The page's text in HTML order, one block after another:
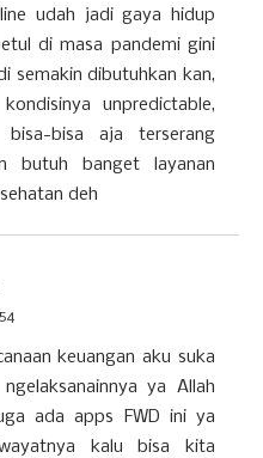
udah jadi gaya hidup
di masa pandemi gini
semakin dibutuhkan kan,
unpredictable,
bisa-bisa aja terserang
butuh banget layanan
deh
keuangan aku suka
ya Allah
ada apps FWD ini ya
kalu bisa kita